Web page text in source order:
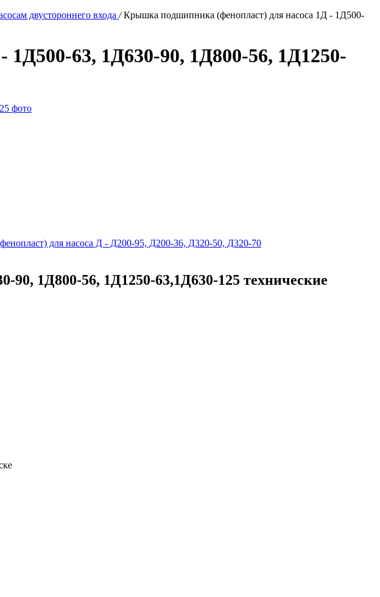
двустороннего входа / Крышка подшипника (фенопласт) для насоса 1Д - 1Д500-
63, 1Д630-90, 1Д800-56, 1Д1250-
для насоса Д - Д200-95, Д200-36, Д320-50, Д320-70
1Д800-56, 1Д1250-63,1Д630-125 технические